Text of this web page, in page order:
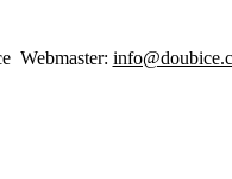
Webmaster: